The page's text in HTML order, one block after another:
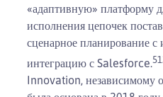
«адаптивную» платформу
исполнения цепочек
сценарное планирование
интеграцию с Salesforce.51
Innovation, независимому